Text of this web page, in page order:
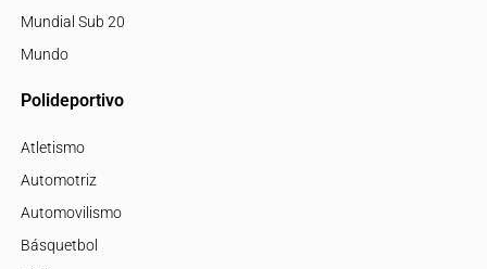
Mundial Sub 20
Mundo
Polideportivo
Atletismo
Automotriz
Automovilismo
Básquetbol